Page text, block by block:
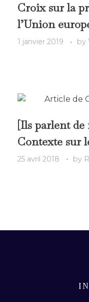
Croix sur la
l’Union
1 janvier 2019 by
[Ils parlent de
Contexte sur
25 avril 2018 by